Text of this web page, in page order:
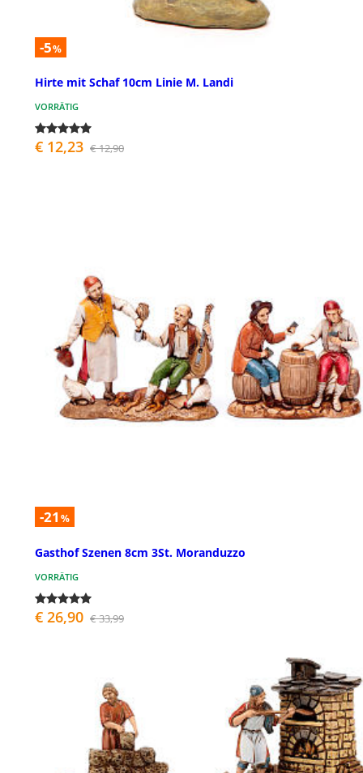
-5%
Hirte mit Schaf 10cm Linie M. Landi
VORRÄTIG
€ 12,23 € 12,90
-21 %
Gasthof Szenen 8cm 3St. Moranduzzo
VORRÄTIG
€ 26,90 € 33,99